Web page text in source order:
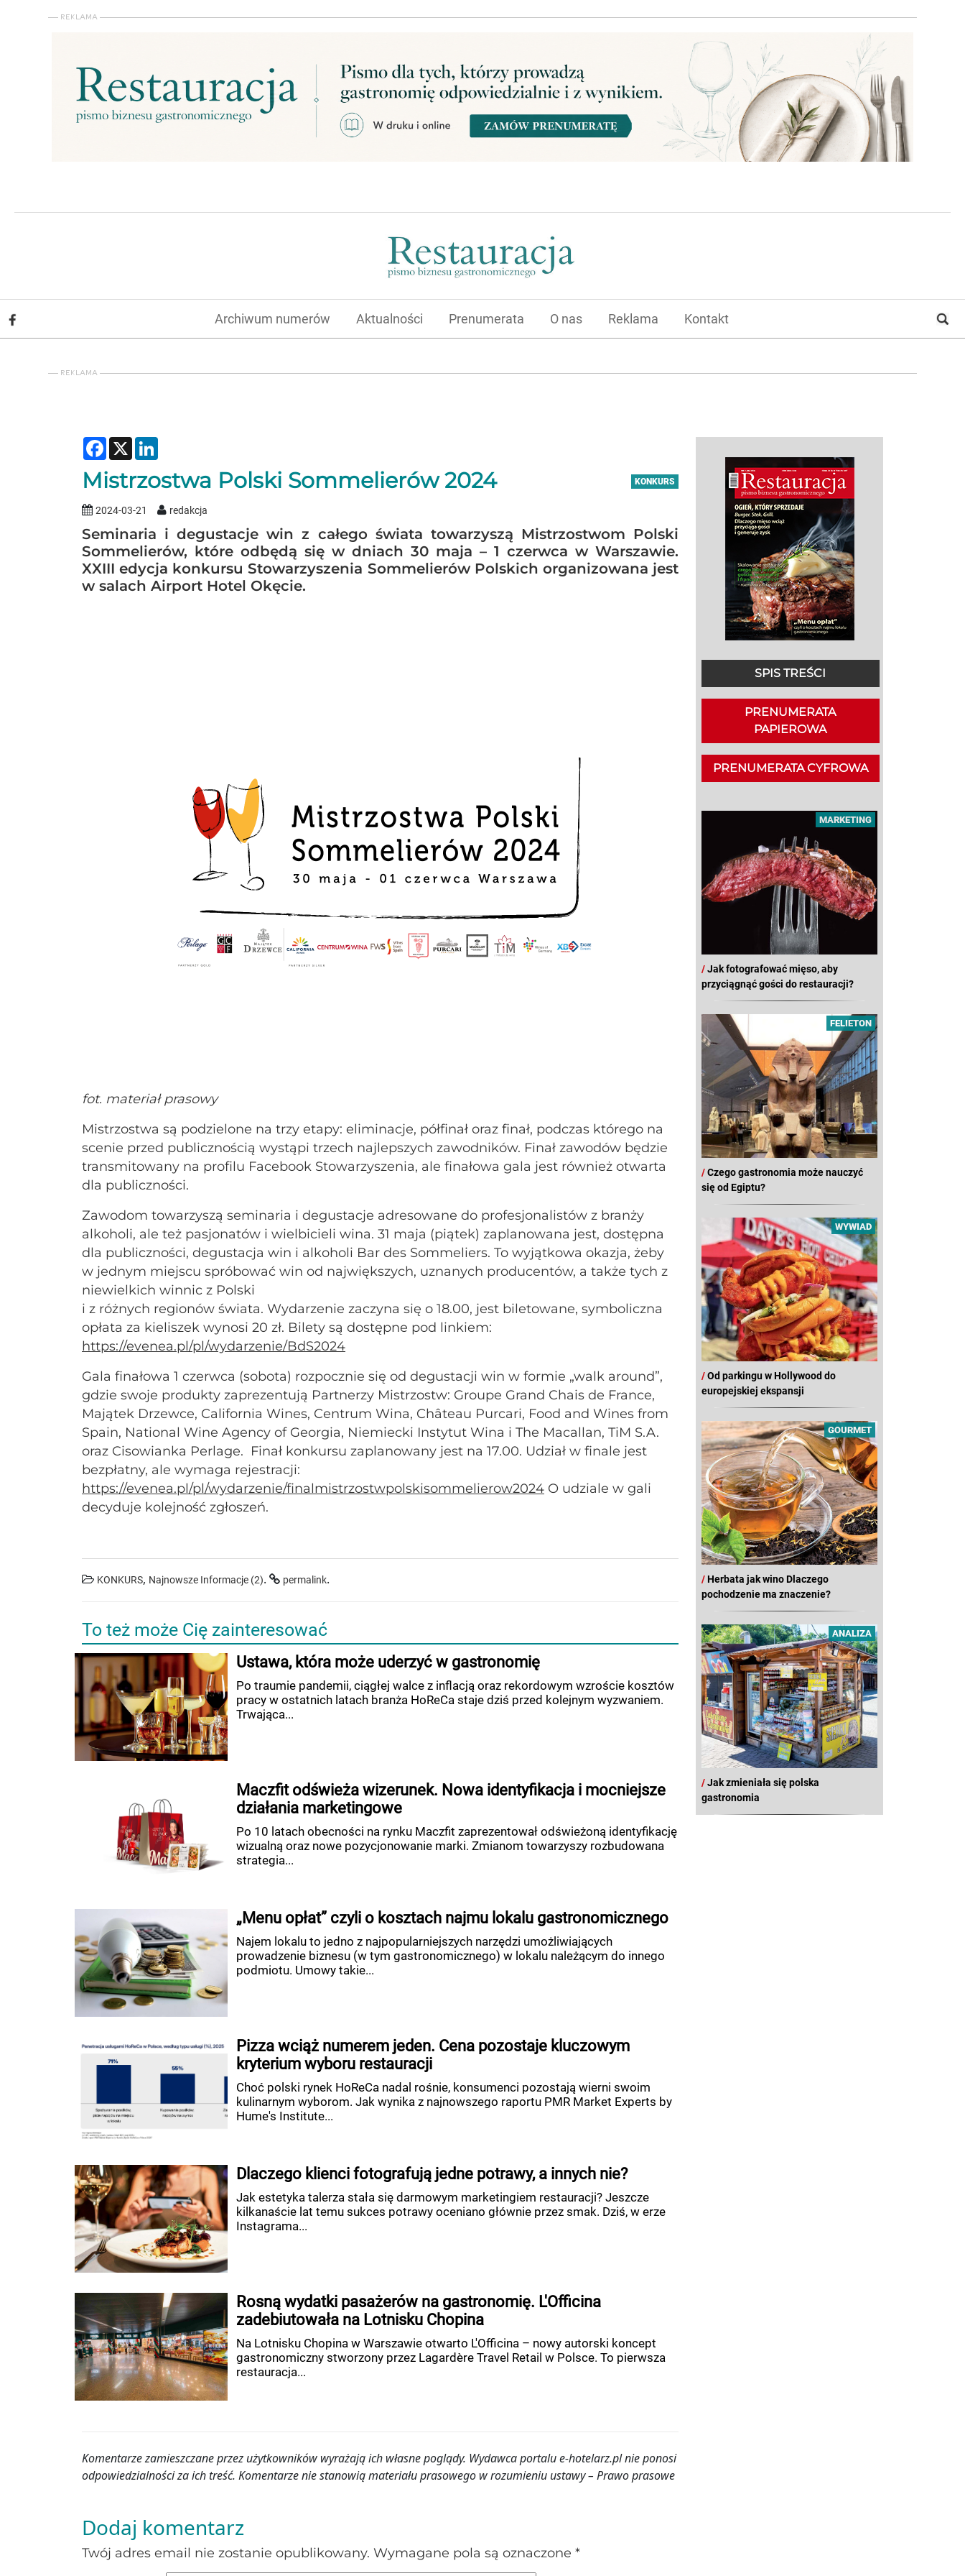
Archiwum numerów Aktualności Prenumerata O nas Reklama Kontakt
Facebook
X
Mistrzostwa Polski Sommelierów 2024 KONKURS
2024-03-21 redakcja
Seminaria i degustacje win z całego świata towarzyszą Mistrzostwom Polski
Sommelierów, które odbędą się w dniach 30 maja – 1 czerwca w Warszawie.
XXIII edycja konkursu Stowarzyszenia Sommelierów Polskich organizowana jest
w salach Airport Hotel Okęcie.
fot. materiał prasowy
Mistrzostwa są podzielone na trzy etapy: eliminacje, półfinał oraz finał, podczas którego na
scenie przed publicznością wystąpi trzech najlepszych zawodników. Finał zawodów będzie
transmitowany na profilu Facebook Stowarzyszenia, ale finałowa gala jest również otwarta
dla publiczności.
Zawodom towarzyszą seminaria i degustacje adresowane do profesjonalistów z branży
alkoholi, ale też pasjonatów i wielbicieli wina. 31 maja (piątek) zaplanowana jest, dostępna
dla publiczności, degustacja win i alkoholi Bar des Sommeliers. To wyjątkowa okazja, żeby
w jednym miejscu spróbować win od największych, uznanych producentów, a także tych z
niewielkich winnic z Polski
i z różnych regionów świata. Wydarzenie zaczyna się o 18.00, jest biletowane, symboliczna
opłata za kieliszek wynosi 20 zł. Bilety są dostępne pod linkiem:
https://evenea.pl/pl/wydarzenie/BdS2024
Gala finałowa 1 czerwca (sobota) rozpocznie się od degustacji win w formie „walk around”,
gdzie swoje produkty zaprezentują Partnerzy Mistrzostw: Groupe Grand Chais de France,
Majątek Drzewce, California Wines, Centrum Wina, Château Purcari, Food and Wines from
Spain, National Wine Agency of Georgia, Niemiecki Instytut Wina i The Macallan, TiM S.A.
oraz Cisowianka Perlage. Finał konkursu zaplanowany jest na 17.00. Udział w finale jest
bezpłatny, ale wymaga rejestracji:
https://evenea.pl/pl/wydarzenie/finalmistrzostwpolskisommelierow2024 O udziale w gali
decyduje kolejność zgłoszeń.
KONKURS, Najnowsze Informacje (2). permalink.
To też może Cię zainteresować
Ustawa, która może uderzyć w gastronomię
Po traumie pandemii, ciągłej walce z inflacją oraz rekordowym wzroście kosztów
pracy w ostatnich latach branża HoReCa staje dziś przed kolejnym wyzwaniem.
Trwająca...
Maczfit odświeża wizerunek. Nowa identyfikacja i mocniejsze
działania marketingowe
Po 10 latach obecności na rynku Maczfit zaprezentował odświeżoną identyfikację
wizualną oraz nowe pozycjonowanie marki. Zmianom towarzyszy rozbudowana
strategia...
„Menu opłat” czyli o kosztach najmu lokalu gastronomicznego
Najem lokalu to jedno z najpopularniejszych narzędzi umożliwiających
prowadzenie biznesu (w tym gastronomicznego) w lokalu należącym do innego
podmiotu. Umowy takie...
Pizza wciąż numerem jeden. Cena pozostaje kluczowym
kryterium wyboru restauracji
Choć polski rynek HoReCa nadal rośnie, konsumenci pozostają wierni swoim
kulinarnym wyborom. Jak wynika z najnowszego raportu PMR Market Experts by
Hume's Institute...
Dlaczego klienci fotografują jedne potrawy, a innych nie?
Jak estetyka talerza stała się darmowym marketingiem restauracji? Jeszcze
kilkanaście lat temu sukces potrawy oceniano głównie przez smak. Dziś, w erze
Instagrama...
Rosną wydatki pasażerów na gastronomię. L'Officina
zadebiutowała na Lotnisku Chopina
Na Lotnisku Chopina w Warszawie otwarto L'Officina – nowy autorski koncept
gastronomiczny stworzony przez Lagardère Travel Retail w Polsce. To pierwsza
restauracja...
Komentarze zamieszczane przez użytkowników wyrażają ich własne poglądy. Wydawca portalu e-hotelarz.pl nie ponosi
odpowiedzialności za ich treść. Komentarze nie stanowią materiału prasowego w rozumieniu ustawy – Prawo prasowe
Dodaj komentarz
Twój adres email nie zostanie opublikowany. Wymagane pola są oznaczone *
SPIS TREŚCI
PRENUMERATA
PAPIEROWA
PRENUMERATA CYFROWA
MARKETING
/Jak fotografować mięso, aby
przyciągnąć gości do restauracji?
FELIETON
/Czego gastronomia może nauczyć
się od Egiptu?
WYWIAD
/Od parkingu w Hollywood do
europejskiej ekspansji
GOURMET
/Herbata jak wino Dlaczego
pochodzenie ma znaczenie?
ANALIZA
/Jak zmieniała się polska
gastronomia